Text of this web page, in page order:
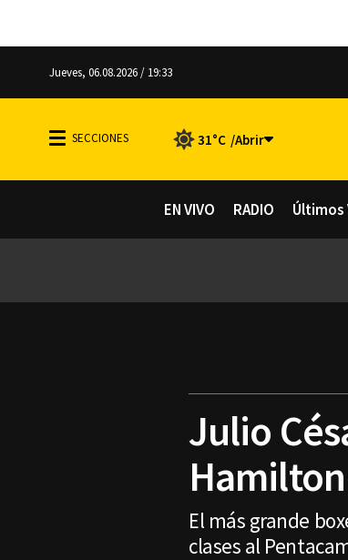
Jueves, 06.08.2026 / 19:33
31°C
EN VIVO RADIO Últimos
Julio
Hamilton
El más grande
clases al